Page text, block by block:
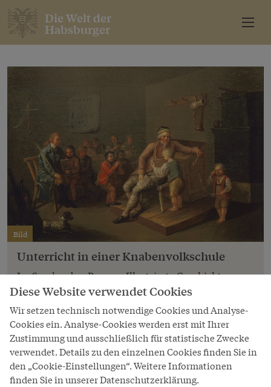
Die Welt der
Habsburger
Bild
Unterricht in einer Knabenvolkschule
In: Sandgruber Roman: Illustrierte Geschichte
Österreichs. Epochen. Menschen. Leistungen,
Pichler Verlag, Wien 2000, 171.
Copyright
Wien Museum
LeihgeberIn
Wien Museum
Diese Website verwendet Cookies
Wir setzen technisch notwendige Cookies und Analyse-
Cookies ein. Analyse-Cookies werden erst mit Ihrer
Zustimmung und ausschließlich für statistische Zwecke
verwendet. Details zu den einzelnen Cookies finden Sie in
den „Cookie-Einstellungen“. Weitere Informationen
finden Sie in unserer Datenschutzerklärung.